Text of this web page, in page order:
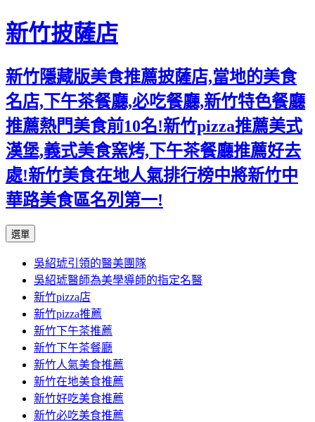
新竹披薩店
新竹隱藏版美食推薦披薩店,當地的美食
名店,下午茶餐廳,必吃餐廳,新竹特色餐廳
推薦熱門美食前10名!新竹pizza推薦美式
漢堡,義式美食窯烤,下午茶餐廳推薦好去
處!新竹美食在地人氣排行榜中將新竹中
華路美食區名列第一!
選單
主
要
內
容
吳紹琥引領的醫美團隊
吳紹琥醫師為美學導師的指定名醫
新竹pizza店
新竹pizza推薦
新竹下午茶推薦
新竹下午茶餐廳
新竹人氣美食推薦
新竹在地美食推薦
新竹好吃美食推薦
新竹必吃美食推薦